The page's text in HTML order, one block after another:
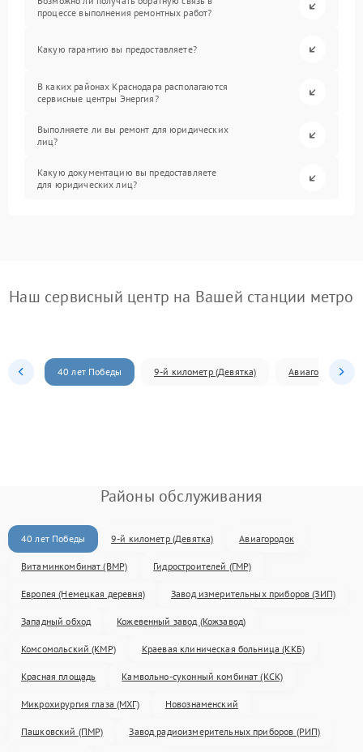
процессе выполнения ремонтных работ?
Какую гарантию вы предоставляете?
В каких районах Краснодара располагаются
сервисные центры Энергия?
Выполняете ли вы ремонт для юридических
лиц?
Какую документацию вы предоставляете
для юридических лиц?
Наш сервисный центр на Вашей станции метро
40 лет Победы 9-й километр (Девятка) Авиагородок
Районы обслуживания
40 лет Победы 9-й километр (Девятка) Авиагородок
Витаминкомбинат (ВМР) Гидростроителей (ГМР)
Европея (Немецкая деревня) Завод измерительных приборов (ЗИП)
Западный обход Кожевенный завод (Кожзавод)
Комсомольский (КМР) Краевая клиническая больница (ККБ)
Красная площадь Камвольно-суконный комбинат (КСК)
Микрохирургия глаза (МХГ) Новознаменский
Пашковский (ПМР) Завод радиоизмерительных приборов (РИП)